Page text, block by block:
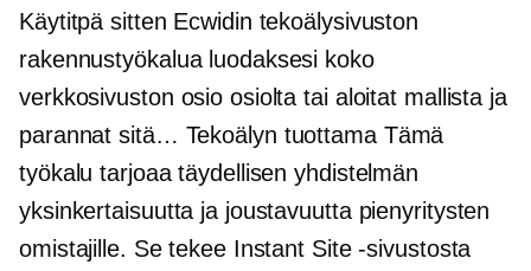
Käytitpä sitten Ecwidin tekoälysivuston
rakennustyökalua luodaksesi koko
verkkosivuston osio osiolta tai aloitat mallista ja
parannat sitä… Tekoälyn tuottamaTämä
työkalu tarjoaa täydellisen yhdistelmän
yksinkertaisuutta ja joustavuutta pienyritysten
omistajille. Se tekee Instant Site -sivustosta